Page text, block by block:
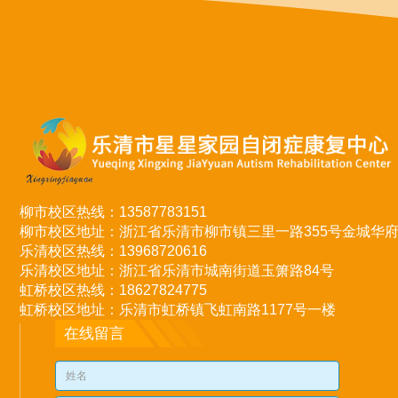
柳市校区热线：13587783151
柳市校区地址：浙江省乐清市柳市镇三里一路355号金城华
乐清校区热线：13968720616
乐清校区地址：浙江省乐清市城南街道玉箫路84号
虹桥校区热线：18627824775
虹桥校区地址：乐清市虹桥镇飞虹南路1177号一楼
在线留言